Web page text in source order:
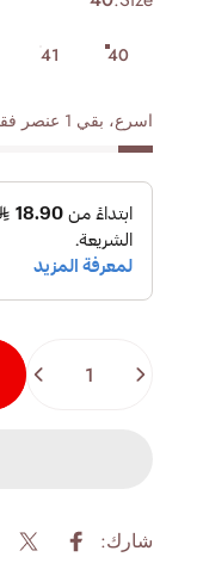
40
41
اسرع، بقي 1 عنصر فقط في المخزون!
شارك: شارك